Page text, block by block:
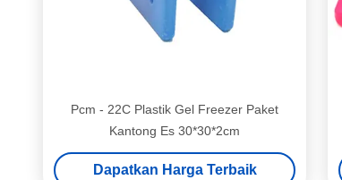
Pcm - 22C Plastik Gel Freezer Paket
Kantong Es 30*30*2cm
Dapatkan Harga Terbaik